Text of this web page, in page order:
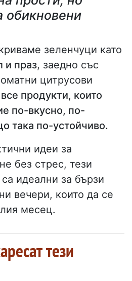
обикновени
зеленчуци като
и праз, заедно със
цитрусови
все продукти, които
по-вкусно, по-
така по-устойчиво.
идеи за
без стрес, тези
идеални за бързи
вечери, които да се
месец.
тези